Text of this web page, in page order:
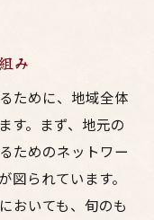
み
ために、地域全体
す。まず、地元の
ためのネットワー
図られています。
おいても、旬のも